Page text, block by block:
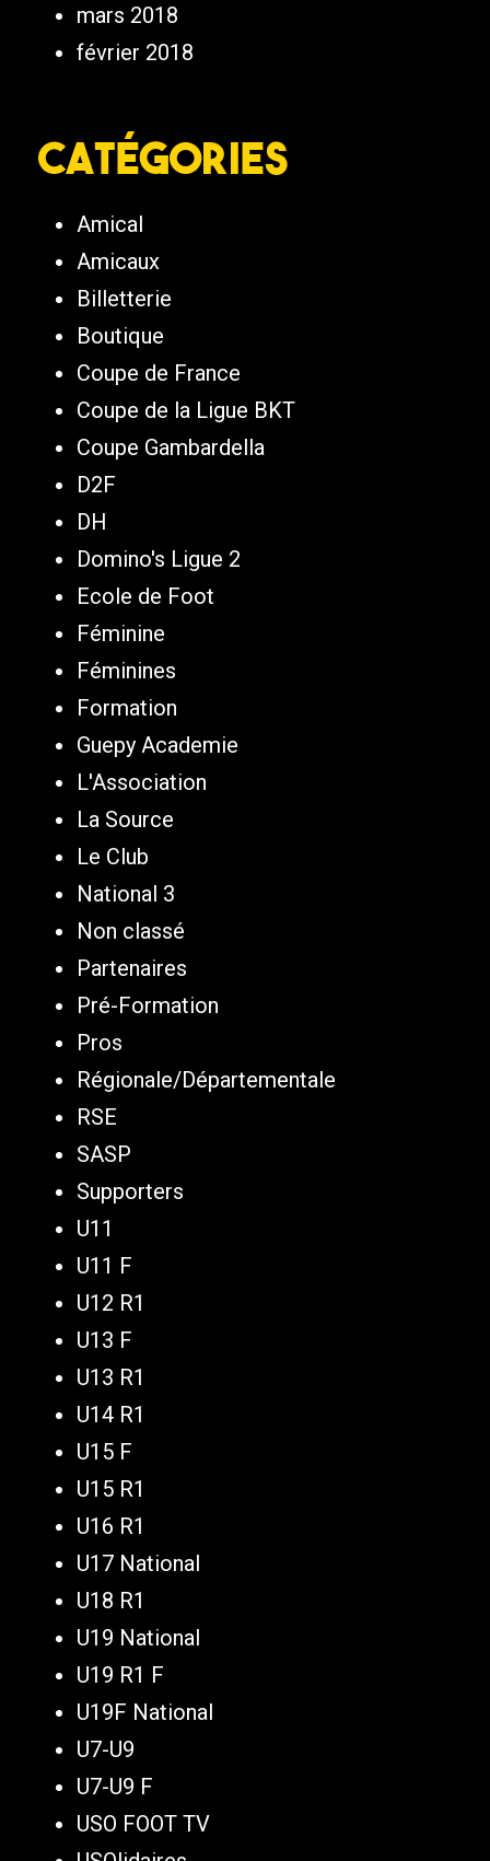
mars 2018
février 2018
Catégories
Amical
Amicaux
Billetterie
Boutique
Coupe de France
Coupe de la Ligue BKT
Coupe Gambardella
D2F
DH
Domino's Ligue 2
Ecole de Foot
Féminine
Féminines
Formation
Guepy Academie
L'Association
La Source
Le Club
National 3
Non classé
Partenaires
Pré-Formation
Pros
Régionale/Départementale
RSE
SASP
Supporters
U11
U11 F
U12 R1
U13 F
U13 R1
U14 R1
U15 F
U15 R1
U16 R1
U17 National
U18 R1
U19 National
U19 R1 F
U19F National
U7-U9
U7-U9 F
USO FOOT TV